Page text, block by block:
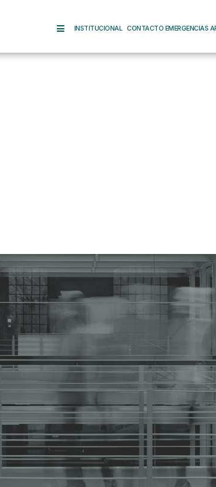
INSTITUCIONAL CONTACTO EMERGENCIAS